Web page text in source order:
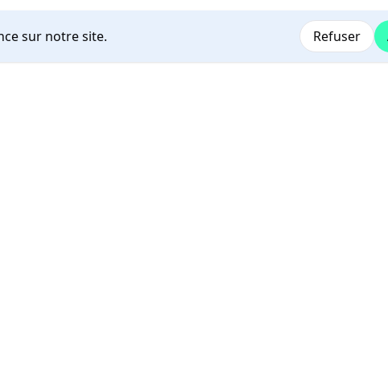
sur notre site. Refuser